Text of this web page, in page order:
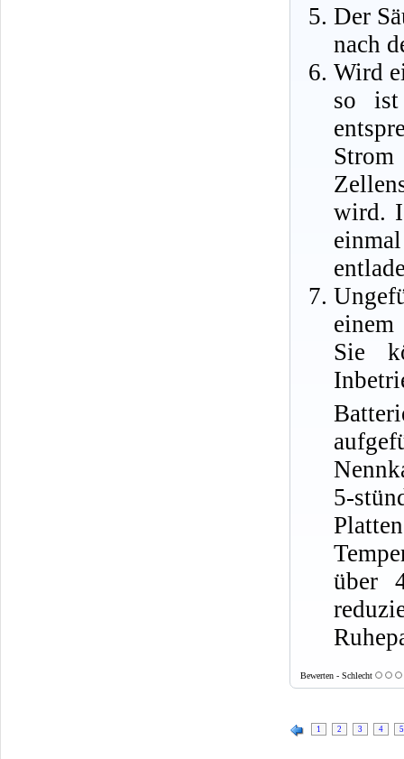
Der
nach
Wird
so ist
wird.
einem
Sie
5-
über
Bewerten - Schlecht
1 2 3 4 5